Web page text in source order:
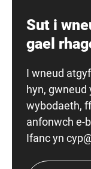
Sut i
gael
I wneud
hyn, gwneud
wybodaeth,
anfonwch e-
Ifanc yn